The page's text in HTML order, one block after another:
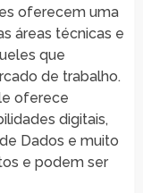
oferecem uma
áreas técnicas e
que
de trabalho.
oferece
digitais,
Dados e muito
e podem ser